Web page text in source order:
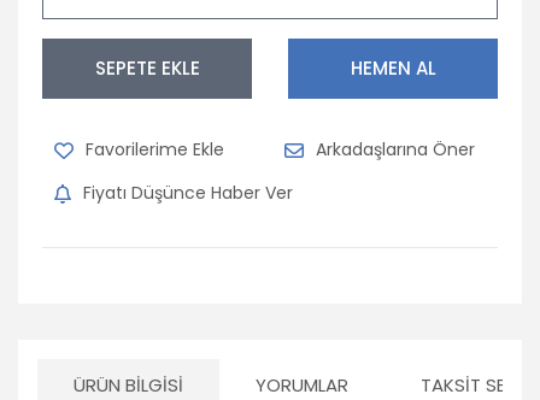
SEPETE EKLE HEMEN AL
Arkadaşlarına Öner
Fiyatı Düşünce Haber Ver
ÜRÜN BILGISI YORUMLAR TAKSIT